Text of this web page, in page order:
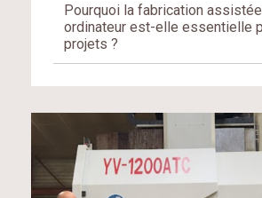
Pourquoi la fabrication
ordinateur est-elle essentielle
projets ?